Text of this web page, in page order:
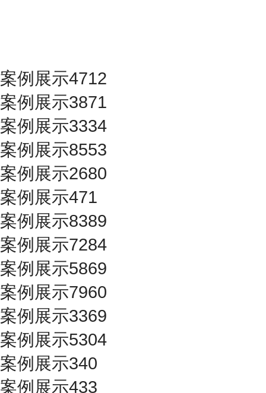
案例展示4712
案例展示3871
案例展示3334
案例展示8553
案例展示2680
案例展示471
案例展示8389
案例展示7284
案例展示5869
案例展示7960
案例展示3369
案例展示5304
案例展示340
案例展示433